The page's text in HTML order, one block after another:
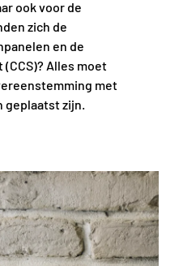
ook voor de
zich de
en de
Alles moet
met
geplaatst zijn.